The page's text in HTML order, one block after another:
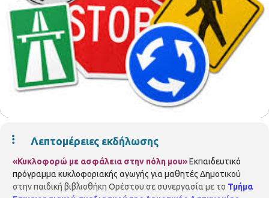
Λεπτομέρειες εκδήλωσης
«Κυκλοφορώ με ασφάλεια στην πόλη μου»Εκπαιδευτικό
πρόγραμμα κυκλοφοριακής αγωγής για μαθητές Δημοτικού
στην παιδική βιβλιοθήκη Ορέστου σε συνεργασία με το Τμήμα